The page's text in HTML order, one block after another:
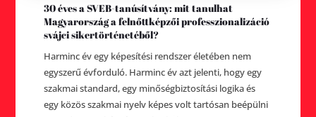
30 éves a SVEB-tanúsítvány: mit tanulhat
Magyarország a felnőttképzői professzionalizáció
svájci sikertörténetéből?
Harminc év egy képesítési rendszer életében nem
egyszerű évforduló. Harminc év azt jelenti, hogy egy
szakmai standard, egy minőségbiztosítási logika és
egy közös szakmai nyelv képes volt tartósan beépülni